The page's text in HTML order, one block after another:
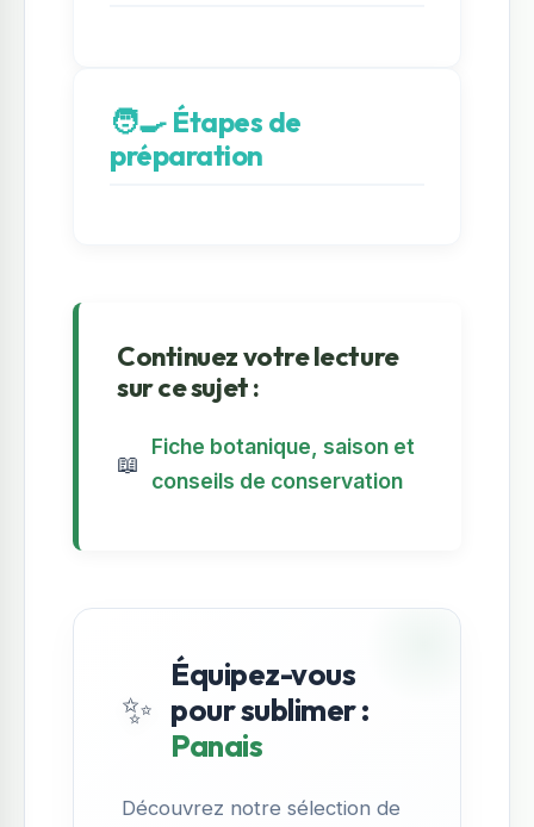
🧑‍🍳 Étapes de
préparation
Continuez votre lecture
sur ce sujet :
📖
Fiche botanique, saison et
conseils de conservation
✨
Équipez-vous
pour sublimer :
Panais
Découvrez notre sélection de